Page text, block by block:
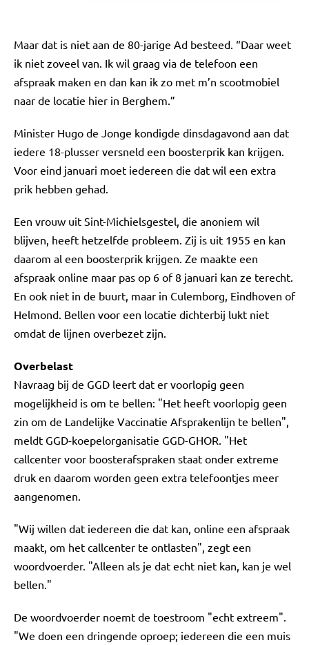
Maar dat is niet aan de 80-jarige Ad besteed. “Daar weet
ik niet zoveel van. Ik wil graag via de telefoon een
afspraak maken en dan kan ik zo met m’n scootmobiel
naar de locatie hier in Berghem.”
Minister Hugo de Jonge kondigde dinsdagavond aan dat
iedere 18-plusser versneld een boosterprik kan krijgen.
Voor eind januari moet iedereen die dat wil een extra
prik hebben gehad.
Een vrouw uit Sint-Michielsgestel, die anoniem wil
blijven, heeft hetzelfde probleem. Zij is uit 1955 en kan
daarom al een boosterprik krijgen. Ze maakte een
afspraak online maar pas op 6 of 8 januari kan ze terecht.
En ook niet in de buurt, maar in Culemborg, Eindhoven of
Helmond. Bellen voor een locatie dichterbij lukt niet
omdat de lijnen overbezet zijn.
Overbelast
Navraag bij de GGD leert dat er voorlopig geen
mogelijkheid is om te bellen: "Het heeft voorlopig geen
zin om de Landelijke Vaccinatie Afsprakenlijn te bellen",
meldt GGD-koepelorganisatie GGD-GHOR. "Het
callcenter voor boosterafspraken staat onder extreme
druk en daarom worden geen extra telefoontjes meer
aangenomen.
"Wij willen dat iedereen die dat kan, online een afspraak
maakt, om het callcenter te ontlasten", zegt een
woordvoerder. "Alleen als je dat echt niet kan, kan je wel
bellen."
De woordvoerder noemt de toestroom "echt extreem".
"We doen een dringende oproep; iedereen die een muis